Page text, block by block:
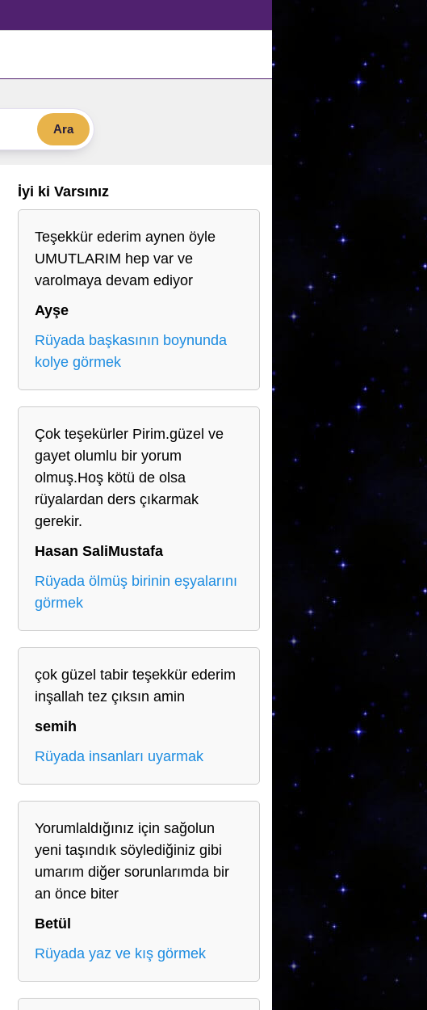
Ara
İyi ki Varsınız
Teşekkür ederim aynen öyle
UMUTLARIM hep var ve
varolmaya devam ediyor
Ayşe
Rüyada başkasının boynunda
kolye görmek
Çok teşekürler Pirim.güzel ve
gayet olumlu bir yorum
olmuş.Hoş kötü de olsa
rüyalardan ders çıkarmak
gerekir.
Hasan SaliMustafa
Rüyada ölmüş birinin eşyalarını
görmek
çok güzel tabir teşekkür ederim
inşallah tez çıksın amin
semih
Rüyada insanları uyarmak
Yorumlaldığınız için sağolun
yeni taşındık söylediğiniz gibi
umarım diğer sorunlarımda bir
an önce biter
Betül
Rüyada yaz ve kış görmek